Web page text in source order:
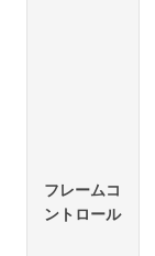
フレームコ
ントロール